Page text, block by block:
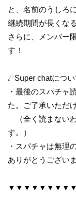
と、名前のうしろ
継続期間が長くな
さらに、メンバー
す！
☄Super chatについ
・最後のスパチャ
た。ご了承いただ
（全く読まない
す。）
・スパチャは無理